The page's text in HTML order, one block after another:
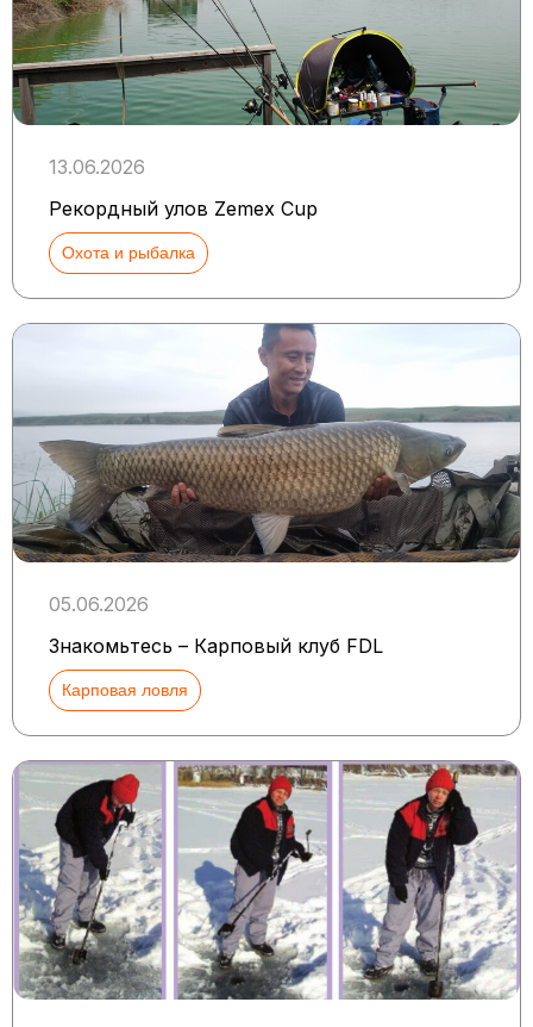
13.06.2026
Рекордный улов Zemex Cup
Охота и рыбалка
05.06.2026
Знакомьтесь – Карповый клуб FDL
Карповая ловля